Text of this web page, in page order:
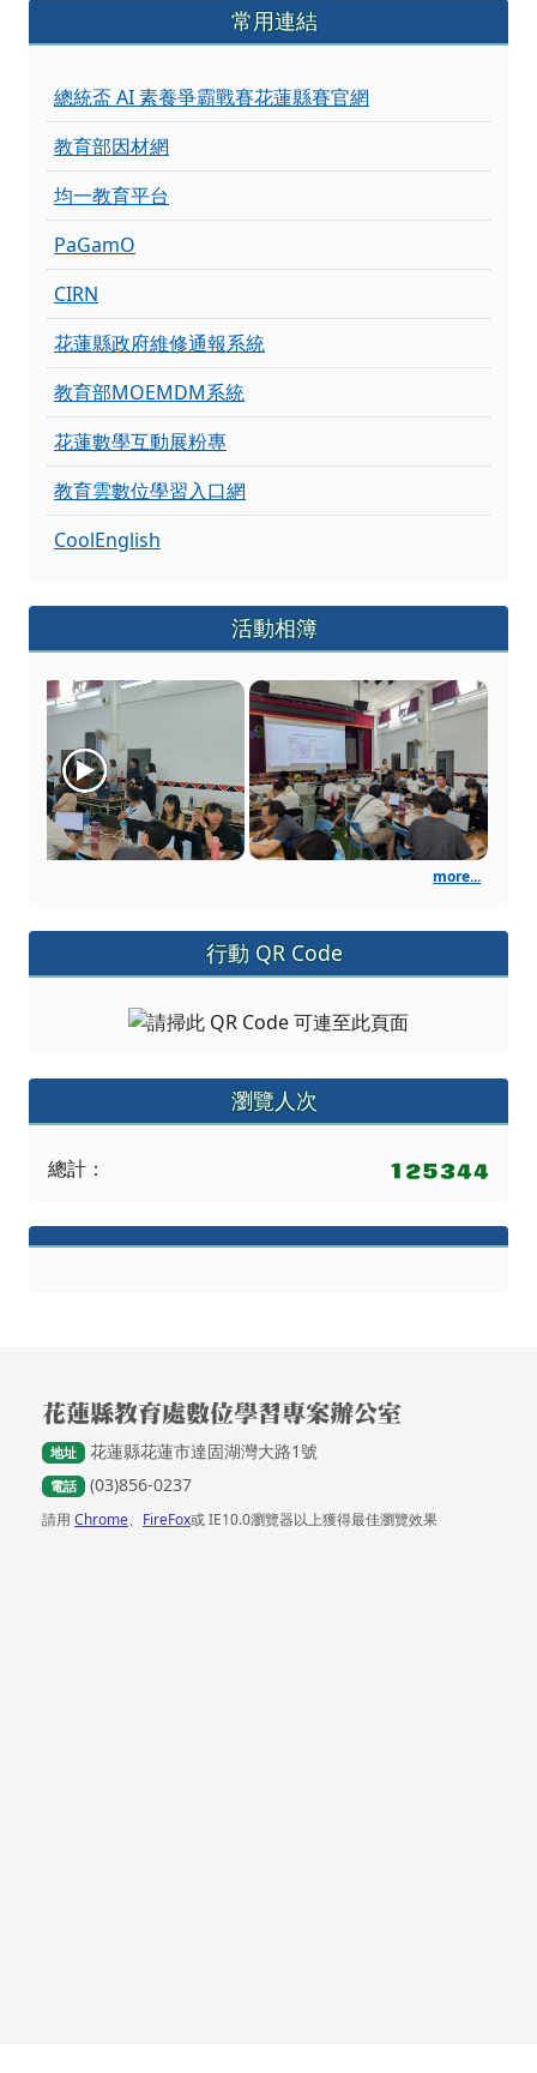
常用連結
總統盃 AI 素養爭霸戰賽花蓮縣賽官網
教育部因材網
均一教育平台
PaGamO
CIRN
花蓮縣政府維修通報系統
教育部MOEMDM系統
花蓮數學互動展粉專
教育雲數位學習入口網
CoolEnglish
活動相簿
113年花蓮縣數位學習教
more...
行動 QR Code
瀏覽人次
總計：
花蓮縣教育處數位學習專案辦公室
地址 花蓮縣花蓮市達固湖灣大路1號
電話 (03)856-0237
請用 Chrome、 FireFox或 IE10.0瀏覽器以上獲得最佳瀏覽效果